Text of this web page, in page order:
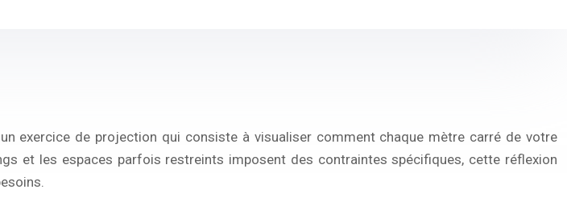
exercice de projection qui consiste à visualiser comment chaque mètre carré de votre
et les espaces parfois restreints imposent des contraintes spécifiques, cette réflexion